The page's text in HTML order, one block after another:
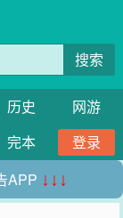
搜索
历史
网游
完本
登录
APP ↓↓↓